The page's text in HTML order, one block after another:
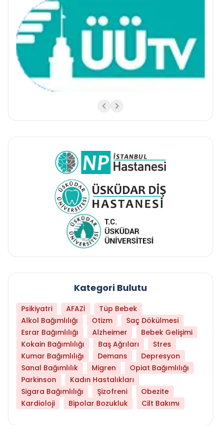
Kategori Bulutu
Psikiyatri AFAZİ
Tüp Bebek
Alkol Bağımlılığı
Otizm
Saç Dökülmesi
Esrar Bağımlılığı
Alzheimer
Bebek Gelişimi
Kokain Bağımlılığı
Baş Ağrıları
Stres
Kumar Bağımlılığı
Demans
Depresyon
Sanal Bağımlılık
Migren
Opiat Bağımlılığı
Parkinson
Kadın Hastalıkları
Sigara Bağımlılığı
Şizofreni
Obezite
Kardioloji
Bipolar Bozukluk Cilt Bakımı